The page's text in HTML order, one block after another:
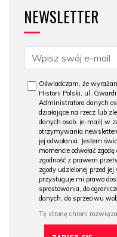
NEWSLETTER
Oświadczam, że
Historii Polski, ul.
Administratora danych
działające na rzecz lub
danych osob. (e-mail) w
otrzymywania
jej odwołania. Jestem
momencie odwołać
zgodność z prawem
zgody udzielonej przed
przysługuje mi prawo
sprostowania, do
danych, do sprzeciwu